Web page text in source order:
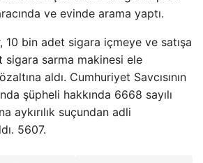
ve evinde arama yaptı.
10 bin adet sigara içmeye ve satışa
sigara sarma makinesi ele
aldı. Cumhuriyet Savcısının
şüpheli hakkında 6668 sayılı
aykırılık suçundan adli
5607.